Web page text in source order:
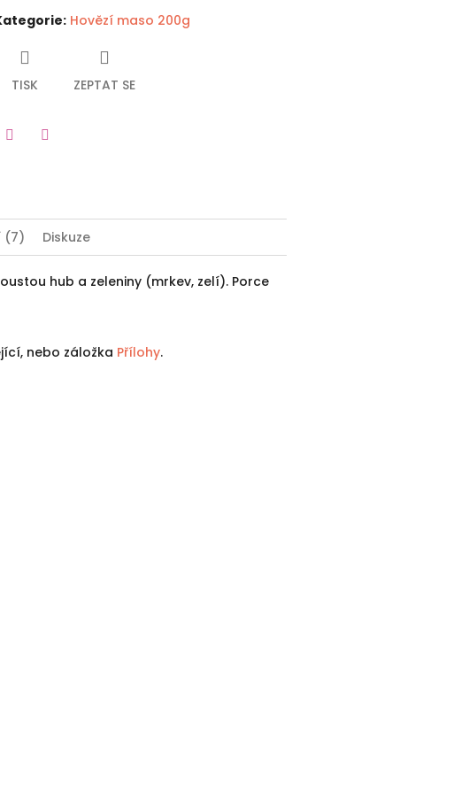
: Hovězí maso 200g
TISK ZEPTAT SE
(7) Diskuze
hub a zeleniny (mrkev, zelí). Porce
nebo záložka Přílohy.